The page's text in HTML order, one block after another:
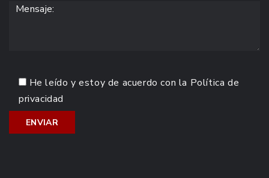
He leído y estoy de acuerdo con la Política de
privacidad